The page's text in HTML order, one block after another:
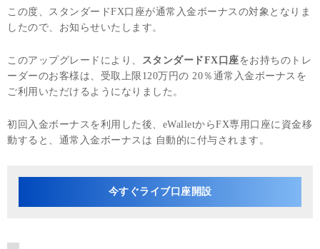
この度、スタンダードFX口座が通常入金ボーナスの対象となりま
したので、お知らせいたします。
このアップグレードにより、 スタンダードFX口座をお持ちのトレ
ーダーのお客様は、受取上限120万円の 20％通常入金ボーナスを
ご利用いただけるようになりました。
初回入金ボーナスを利用した後、eWalletからFX専用口座に資金移
動すると、通常入金ボーナスは 自動的に付与されます。
今すぐライブ口座開設